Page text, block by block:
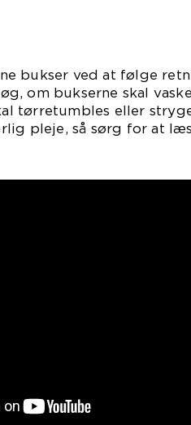
bukser ved at følge
om bukserne skal
tørretumbles eller
pleje, så sørg for at